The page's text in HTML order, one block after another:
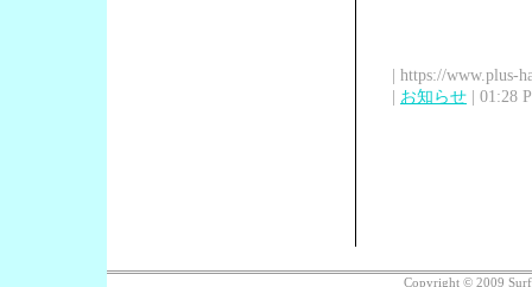
| https://www.plus-
| お知らせ | 01:28
Copyright © 2009